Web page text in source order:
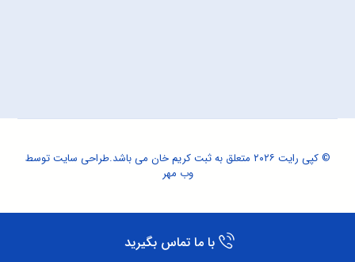
© کپی رایت ۲۰۲۶ متعلق به ثبت کریم خان می باشد. طراحی سایتتوسط
وب مهر
با ما تماس بگیرید